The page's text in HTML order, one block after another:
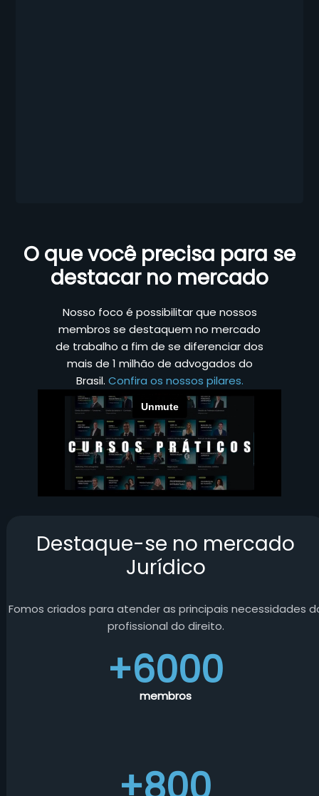
O que você precisa para se
destacar no mercado
Nosso foco é possibilitar que nossos
membros se destaquem no mercado
de trabalho a fim de se diferenciar dos
mais de 1 milhão de advogados do
Brasil. Confira os nossos pilares.
Destaque-se no mercado
Jurídico
Fomos criados para atender as principais necessidades
profissional do direito.
+6000
membros